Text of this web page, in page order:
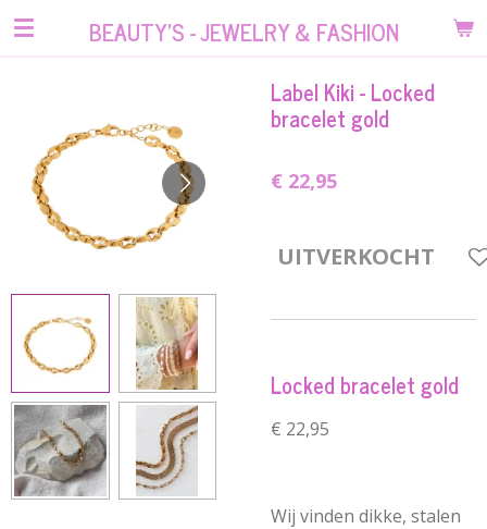
Ga
hoofdinhoud
BEAUTY'S - JEWELRY & FASHION
Label Kiki - Locked
bracelet gold
€ 22,95
UITVERKOCHT
Locked bracelet gold
€ 22,95
Wij vinden dikke, stalen